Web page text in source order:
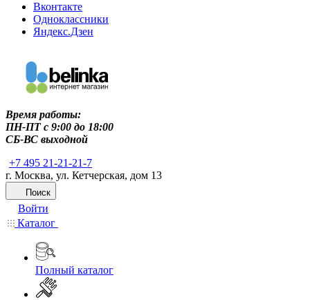
Вконтакте
Одноклассники
Яндекс.Дзен
Время работы:
ПН-ПТ c 9:00 до 18:00
СБ-ВС выходной
+7 495 21-21-21-7
г. Москва, ул. Кетчерская, дом 13
Поиск
Войти
Каталог
Полный каталог